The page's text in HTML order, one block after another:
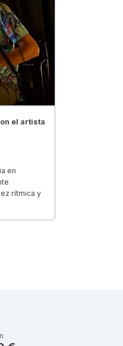
el artista
en
rítmica y